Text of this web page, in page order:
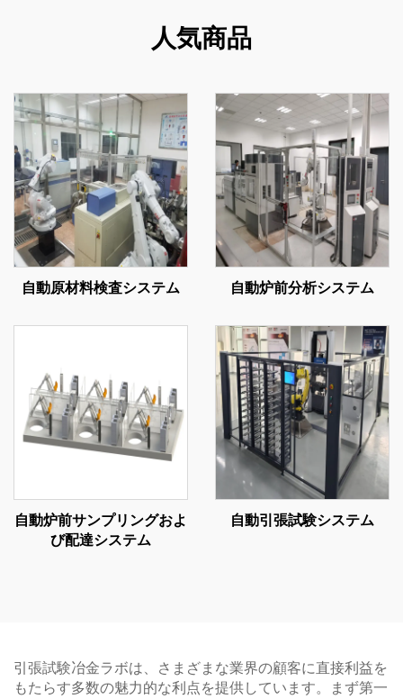
人気商品
自動原材料検査システム 自動炉前分析システム
自動炉前サンプリングおよ
び配達システム
自動引張試験システム
引張試験冶金ラボは、さまざまな業界の顧客に直接利益を
もたらす多数の魅力的な利点を提供しています。まず第一